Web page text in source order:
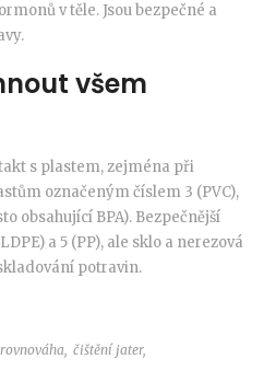
v těle. Jsou bezpečné a
všem
s plastem, zejména při
označeným číslem 3 (PVC),
obsahující BPA). Bezpečnější
a 5 (PP), ale sklo a nerezová
potravin.
čištění jater,